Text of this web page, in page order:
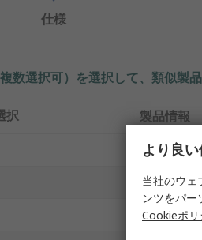
仕様
数選択可）を選択して、類似製
択 製品情報
ブランド
プロダクト
材質
より良
当社のウェ
ンツをパ
Cookieポリ